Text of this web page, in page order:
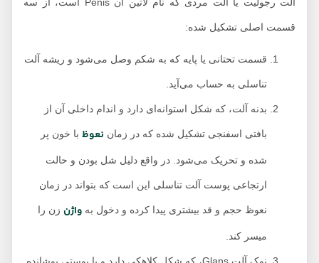
قسمت اصلی تشکیل شده:
قسمت تحتانی یا پایه که به شکم وصل می‌شود و ریشه آلت
تناسلی به حساب می‌آید.
بدنه آلت، که شکل استوانه‌ای دارد و اندام داخلی آن از
بافتی اسفنجی تشکیل شده که در زماننعوظ با خون پر
شده و تحریک می‌شود. در واقع دلیل شل بودن و حالت
ارتجاعی پوست آلت تناسلی این است که بتواند در زمان
نعوظ حجم و قد بیشتری پیدا کرده و دخول بهواژن زن را
میسر کند.